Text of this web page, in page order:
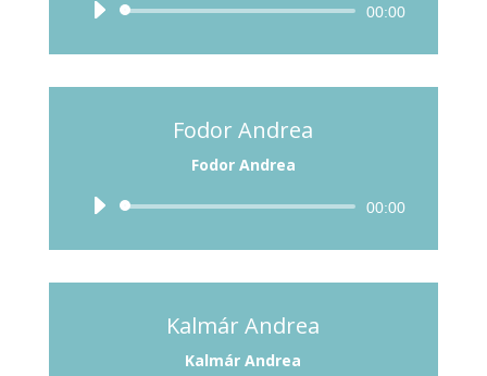
Audió
00:00
Fodor Andrea
Fodor Andrea
Audió
00:00
Kalmár Andrea
Kalmár Andrea